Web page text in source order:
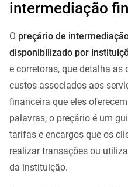
intermediação
O preçário de
disponibilizado por
e corretoras, que detalha as
custos associados aos
financeira que eles
palavras, o preçário é um
tarifas e encargos que os
realizar transações ou
da instituição.